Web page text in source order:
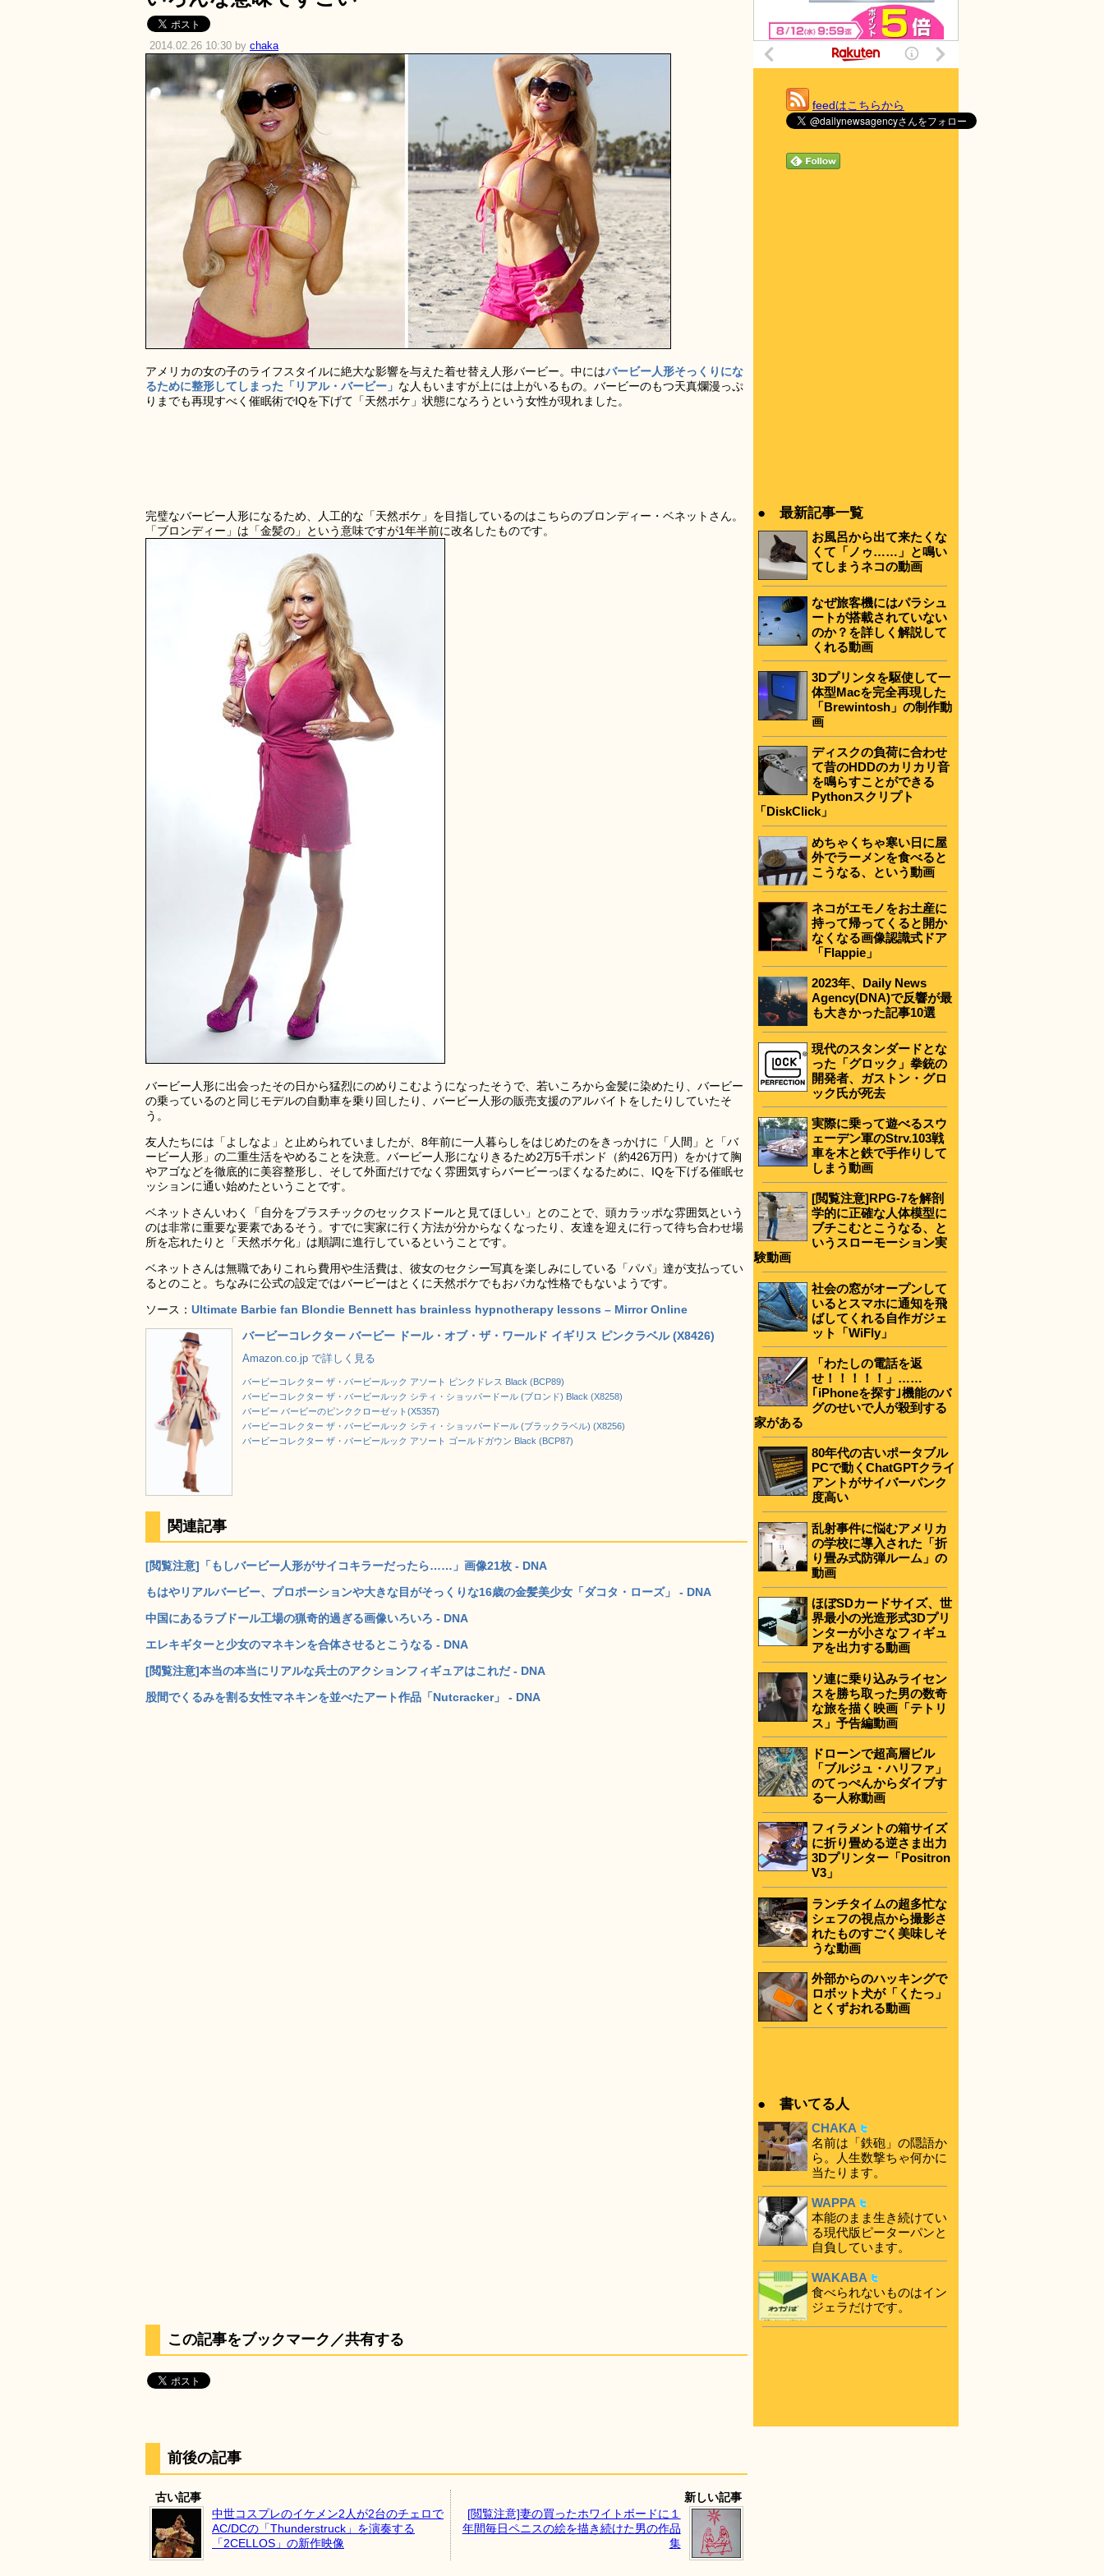
2014.02.26 10:30 by chaka
アメリカの女の子のライフスタイルに絶大な影響を与えた着せ替え人形バービー。中にはバービー人形そっくりにな
るために整形してしまった「リアル・バービー」 な人もいますが上には上がいるもの。バービーのもつ天真爛漫っぷ
りまでも再現すべく催眠術でIQを下げて「天然ボケ」状態になろうという女性が現れました。
完璧なバービー人形になるため、人工的な「天然ボケ」を目指しているのはこちらのブロンディー・ベネットさん。
「ブロンディー」は「金髪の」という意味ですが1年半前に改名したものです。
バービー人形に出会ったその日から猛烈にのめりこむようになったそうで、若いころから金髪に染めたり、バービー
の乗っているのと同じモデルの自動車を乗り回したり、バービー人形の販売支援のアルバイトをしたりしていたそ
う。
友人たちには「よしなよ」と止められていましたが、8年前に一人暮らしをはじめたのをきっかけに「人間」と「バ
ービー人形」の二重生活をやめることを決意。バービー人形になりきるため2万5千ポンド（約426万円）をかけて胸
やアゴなどを徹底的に美容整形し、そして外面だけでなく雰囲気すらバービーっぽくなるために、IQを下げる催眠セ
ッションに通い始めたということです。
ベネットさんいわく「自分をプラスチックのセックスドールと見てほしい」とのことで、頭カラッポな雰囲気という
のは非常に重要な要素であるそう。すでに実家に行く方法が分からなくなったり、友達を迎えに行って待ち合わせ場
所を忘れたりと「天然ボケ化」は順調に進行しているということです。
ベネットさんは無職でありこれら費用や生活費は、彼女のセクシー写真を楽しみにしている「パパ」達が支払ってい
るとのこと。ちなみに公式の設定ではバービーはとくに天然ボケでもおバカな性格でもないようです。
ソース： Ultimate Barbie fan Blondie Bennett has brainless hypnotherapy lessons – Mirror Online
バービーコレクター バービー ドール・オブ・ザ・ワールド イギリス ピンクラベル (X8426)
Amazon.co.jp で詳しく見る
バービーコレクター ザ・バービールック アソート ピンクドレス Black (BCP89)
バービーコレクター ザ・バービールック シティ・ショッパードール (ブロンド) Black (X8258)
バービー バービーのピンククローゼット(X5357)
バービーコレクター ザ・バービールック シティ・ショッパードール (ブラックラベル) (X8256)
バービーコレクター ザ・バービールック アソート ゴールドガウン Black (BCP87)
関連記事
[閲覧注意]「もしバービー人形がサイコキラーだったら……」画像21枚 - DNA
もはやリアルバービー、プロポーションや大きな目がそっくりな16歳の金髪美少女「ダコタ・ローズ」 - DNA
中国にあるラブドール工場の猟奇的過ぎる画像いろいろ - DNA
エレキギターと少女のマネキンを合体させるとこうなる - DNA
[閲覧注意]本当の本当にリアルな兵士のアクションフィギュアはこれだ - DNA
股間でくるみを割る女性マネキンを並べたアート作品「Nutcracker」 - DNA
この記事をブックマーク／共有する
前後の記事
古い記事
中世コスプレのイケメン2人が2台のチェロで
AC/DCの「Thunderstruck」を演奏する
「2CELLOS」の新作映像
新しい記事
[閲覧注意]妻の買ったホワイトボードに１
年間毎日ペニスの絵を描き続けた男の作品
集
feedはこちらから
● 最新記事一覧
お風呂から出て来たくな
くて「ノゥ……」と鳴い
てしまうネコの動画
なぜ旅客機にはパラシュ
ートが搭載されていない
のか？を詳しく解説して
くれる動画
3Dプリンタを駆使して一
体型Macを完全再現した
「Brewintosh」の制作動
画
ディスクの負荷に合わせ
て昔のHDDのカリカリ音
を鳴らすことができる
Pythonスクリプト
「DiskClick」
めちゃくちゃ寒い日に屋
外でラーメンを食べると
こうなる、という動画
ネコがエモノをお土産に
持って帰ってくると開か
なくなる画像認識式ドア
「Flappie」
2023年、Daily News
Agency(DNA)で反響が最
も大きかった記事10選
現代のスタンダードとな
った「グロック」拳銃の
開発者、ガストン・グロ
ック氏が死去
実際に乗って遊べるスウ
ェーデン軍のStrv.103戦
車を木と鉄で手作りして
しまう動画
[閲覧注意]RPG-7を解剖
学的に正確な人体模型に
ブチこむとこうなる、と
いうスローモーション実
験動画
社会の窓がオープンして
いるとスマホに通知を飛
ばしてくれる自作ガジェ
ット「WiFly」
「わたしの電話を返
せ！！！！！」……
｢iPhoneを探す｣機能のバ
グのせいで人が殺到する
家がある
80年代の古いポータブル
PCで動くChatGPTクライ
アントがサイバーパンク
度高い
乱射事件に悩むアメリカ
の学校に導入された「折
り畳み式防弾ルーム」の
動画
ほぼSDカードサイズ、世
界最小の光造形式3Dプリ
ンターが小さなフィギュ
アを出力する動画
ソ連に乗り込みライセン
スを勝ち取った男の数奇
な旅を描く映画「テトリ
ス」予告編動画
ドローンで超高層ビル
「ブルジュ・ハリファ」
のてっぺんからダイブす
る一人称動画
フィラメントの箱サイズ
に折り畳める逆さま出力
3Dプリンター「Positron
V3」
ランチタイムの超多忙な
シェフの視点から撮影さ
れたものすごく美味しそ
うな動画
外部からのハッキングで
ロボット犬が「くたっ」
とくずおれる動画
● 書いてる人
CHAKA
名前は「鉄砲」の隠語か
ら。人生数撃ちゃ何かに
当たります。
WAPPA
本能のまま生き続けてい
る現代版ピーターパンと
自負しています。
WAKABA
食べられないものはイン
ジェラだけです。